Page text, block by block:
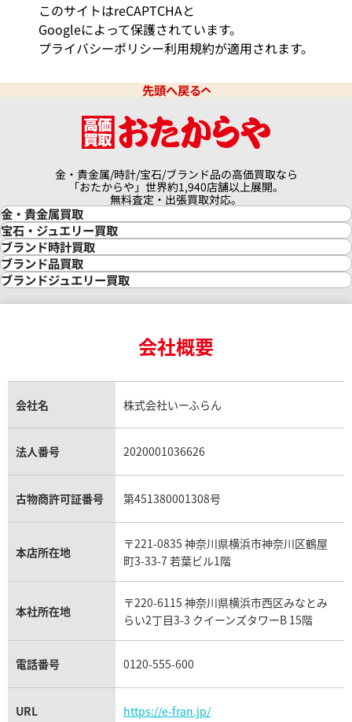
監督を行います。
＜開示等の請求等＞
の停止に関する請求、又は第三者提供記録の開示に関する
ります。開示等の請求等は、以下の「個人情報苦情及び相
談窓口」で受け付けます。
＜任意項目について＞
・任意項目の情報のご提供がない場合、最適なご対応がで
きない場合があります。
＜Cookie等＞
・当社は上記の利用目的の達成に必要な範囲でcookie等
の情報を取得・利用をしています。
＜個人情報苦情及び相談窓口＞
株式会社いーふらん リテール営業本部 コールセンター
部
連絡先 〒220-6115 神奈川県横浜市西区みなとみらい
2-3-3 クイーンズタワーB１５
電話番号 0120-555-600
このサイトはreCAPTCHAと
Googleによって保護されています。
プライバシーポリシー利用規約が適用されます。
先頭へ戻る
金・貴金属/時計/宝石/ブランド品の高価買取なら
「おたからや」世界約1,940店舗以上展開。
無料査定・出張買取対応。
金・貴金属買取
金買取
金の相場価格情報
金の参考買取価格一覧
インゴット買取
インゴットの相場価格情報
24金買取
金貨買取
貴金属買取
銀・シルバー買取
パラジウム買取
宝石・ジュエリー買取
宝石・ジュエリー買取
ダイヤモンド買取
ダイヤモンド・宝石の参考価格一覧
リング・結婚指輪買取
エメラルド買取
トパーズ買取
タンザナイト買取
キャッツアイ買取
アクアマリン買取
ブランド時計買取
時計買取
ロレックス買取
ロレックス デイトナ買取
ロレックス サブマリーナー買取
ロレックス エクスプローラー買取
ロレックス デイトジャスト買取
パテック フィリップノーチラス買取
ヴァシュロン・コンスタンタン買取
オメガ買取
カルティエ買取
フランク ミュラー買取
リシャール・ミル買取
パネライ買取
チューダー（チュードル）買取
ブランド品買取
ブランド買取
シャネル マトラッセ買取
セリーヌ買取
プラダ買取
ブランドジュエリー買取
ヴァンクリーフ＆アーペル買取
ショーメ買取
ダミアーニ買取
モーブッサン買取
会社概要
会社名 株式会社いーふらん
法人番号 2020001036626
古物商許可証番号 第451380001308号
本店所在地
〒221-0835 神奈川県横浜市神奈川区鶴屋
町3-33-7 若葉ビル1階
本社所在地
〒220-6115 神奈川県横浜市西区みなとみ
らい2丁目3-3 クイーンズタワーB 15階
電話番号 0120-555-600
URL https://e-fran.jp/